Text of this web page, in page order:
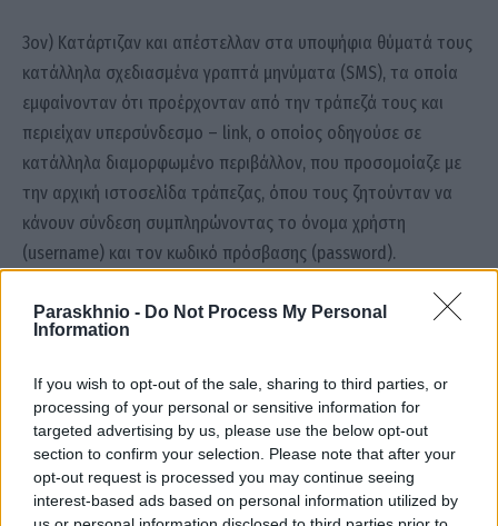
Paraskhnio - Do Not Process My Personal
Information
If you wish to opt-out of the sale, sharing to third parties, or
processing of your personal or sensitive information for
targeted advertising by us, please use the below opt-out
section to confirm your selection. Please note that after your
opt-out request is processed you may continue seeing
interest-based ads based on personal information utilized by
3ον) Κατάρτιζαν και απέστελλαν στα υποψήφια θύματά τους
κατάλληλα σχεδιασμένα γραπτά μηνύματα (SMS), τα οποία
εμφαίνονταν ότι προέρχονταν από την τράπεζά τους και
περιείχαν υπερσύνδεσμο – link, ο οποίος οδηγούσε σε
κατάλληλα διαμορφωμένο περιβάλλον, που προσομοίαζε με
την αρχική ιστοσελίδα τράπεζας, όπου τους ζητούνταν να
κάνουν σύνδεση συμπληρώνοντας το όνομα χρήστη
(username) και τον κωδικό πρόσβασης (password).
Συμπληρώνοντας τα στοιχεία τους για την είσοδο στο e-
banking, τα μέλη της οργάνωσης αποκτούσαν άμεση
άμεση μεταφορά χρηματικών ποσών.
Περαιτέρω, για τη μεταφορά των χρημάτων που
αποσπούσαν από τα θύματά τους, χρησιμοποιούσαν
τραπεζικούς λογαριασμούς, τους οποίους προμηθεύονταν